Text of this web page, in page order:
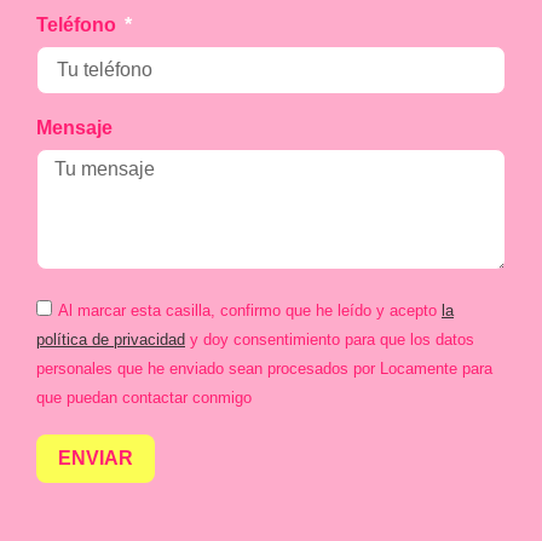
Teléfono
Mensaje
Al marcar esta casilla, confirmo que he leído y acepto la
política de privacidad y doy consentimiento para que los datos
personales que he enviado sean procesados por Locamente para
que puedan contactar conmigo
ENVIAR